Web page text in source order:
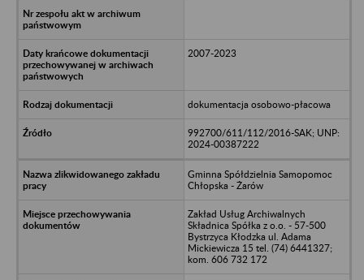
2007-2023
dokumentacja osobowo-płacowa
992700/611/112/2016-SAK; UNP:
2024-00387222
Gminna Spółdzielnia Samopomoc
Chłopska - Żarów
Zakład Usług Archiwalnych
Składnica Spółka z o.o. - 57-500
Bystrzyca Kłodzka ul. Adama
Mickiewicza 15 tel. (74) 6441327;
kom. 606 732 172